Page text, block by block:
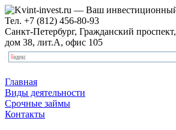
Тел. +7 (812) 456-80-93
Санкт-Петербург, Гражданский проспект,
дом 38, лит.А, офис 105
Главная
Виды деятельности
Срочные займы
Контакты